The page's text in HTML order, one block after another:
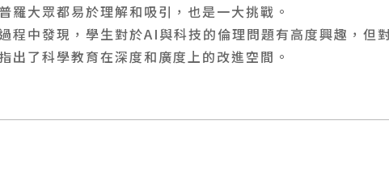
羅大眾都易於理解和吸引，也是一大挑戰。
程中發現，學生對於AI與科技的倫理問題有高度興趣，但
出了科學教育在深度和廣度上的改進空間。